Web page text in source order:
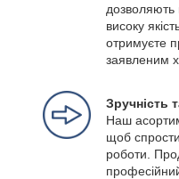
дозволяють
високу
отримуєте
заявленим
Зручність
Наш
щоб
роботи.